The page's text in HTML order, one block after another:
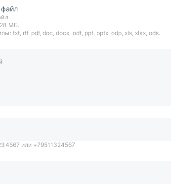
МБ.
txt, rtf, pdf, doc, docx, odt, ppt, pptx, odp, xls, xlsx, ods.
или +79511324567
Отправить